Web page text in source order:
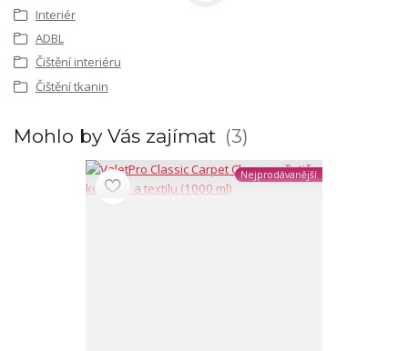
Interiér
ADBL
Čištění interiéru
Čištění tkanin
Mohlo by Vás zajímat 3
Nejprodávanější